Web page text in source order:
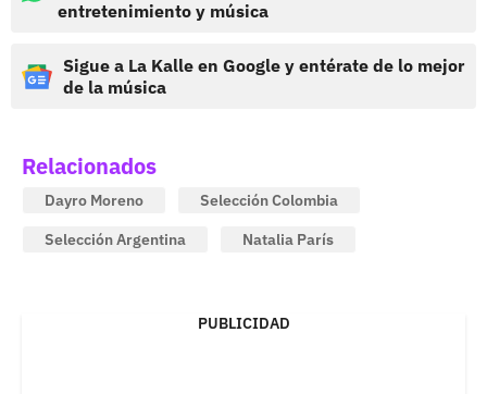
entretenimiento y música
Sigue a La Kalle en Google y entérate de lo mejor
de la música
Relacionados
Dayro Moreno
Selección Colombia
Selección Argentina
Natalia París
PUBLICIDAD